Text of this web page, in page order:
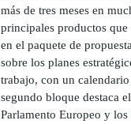
más de tres meses en
principales productos que
en el paquete de
sobre los planes
trabajo, con un
segundo bloque destaca
Parlamento Europeo y